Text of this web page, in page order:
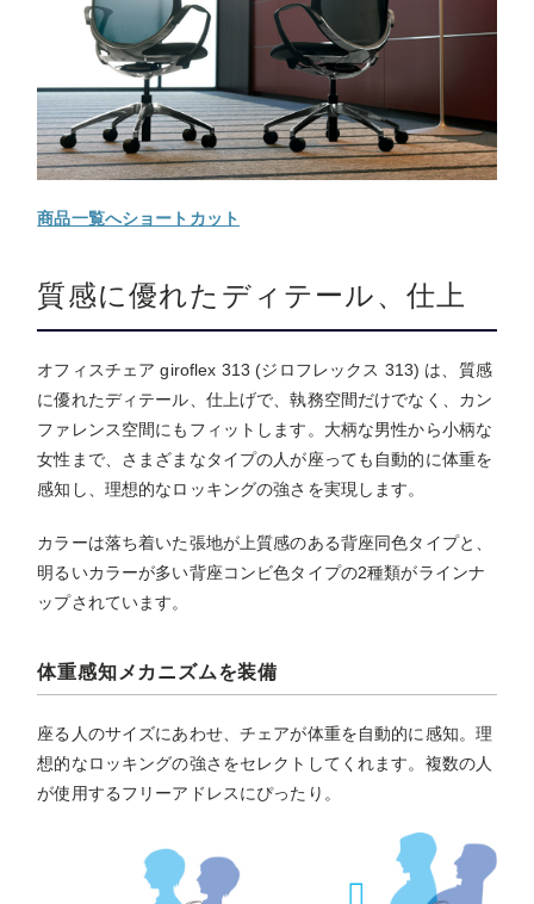
商品一覧へショートカット
質感に優れたディテール、仕上
オフィスチェア giroflex 313 (ジロフレックス 313) は、質感
に優れたディテール、仕上げで、執務空間だけでなく、カン
ファレンス空間にもフィットします。大柄な男性から小柄な
女性まで、さまざまなタイプの人が座っても自動的に体重を
感知し、理想的なロッキングの強さを実現します。
カラーは落ち着いた張地が上質感のある背座同色タイプと、
明るいカラーが多い背座コンビ色タイプの2種類がラインナ
ップされています。
体重感知メカニズムを装備
座る人のサイズにあわせ、チェアが体重を自動的に感知。理
想的なロッキングの強さをセレクトしてくれます。複数の人
が使用するフリーアドレスにぴったり。